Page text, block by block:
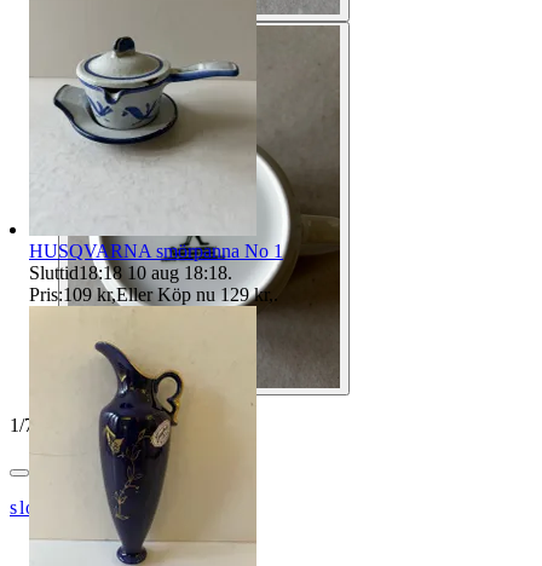
1/7
slopy
HUSQVARNA smörpanna No 1
Sluttid18:18 10 aug 18:18.
Pris:109 kr,Eller Köp nu 129 kr,.